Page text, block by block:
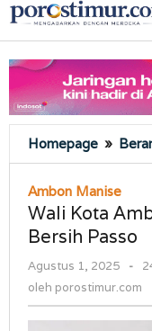
Lewati
ke
Homepage »
Ambon Manise
Wali Kota
Bersih Passo
Agustus 1, 2025
oleh
-
oleh porostimur.com